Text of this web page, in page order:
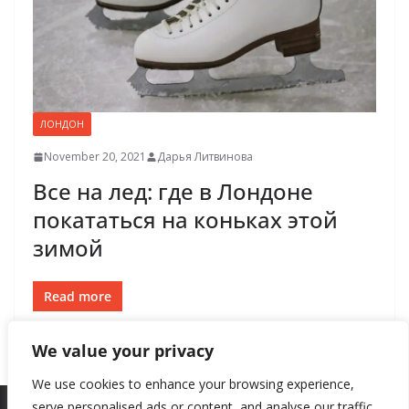
We value your privacy
We use cookies to enhance your browsing experience,
ЛОНДОН
November 20, 2021 Дарья Литвинова
Все на лед: где в Лондоне
покататься на коньках этой
зимой
Read more